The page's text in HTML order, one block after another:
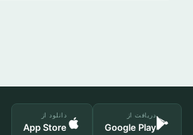
دریافت از
Google Play
دانلود از
App Store